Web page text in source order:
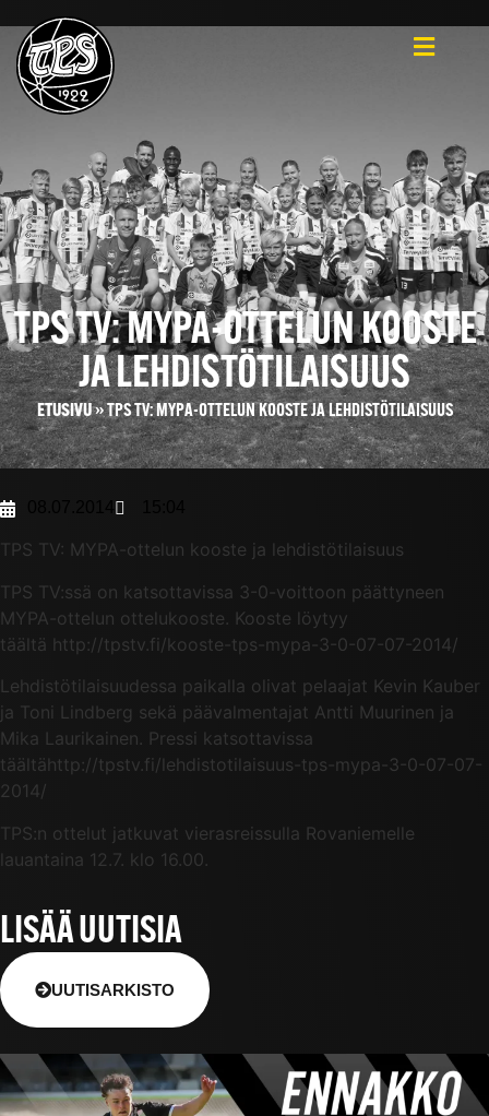
TPS TV: MYPA-OTTELUN KOOSTE
JA LEHDISTÖTILAISUUS
ETUSIVU»TPS TV: MYPA-OTTELUN KOOSTE JA LEHDISTÖTILAISUUS
TPS TV: MYPA-ottelun kooste ja lehdistötilaisuus
TPS TV:ssä on katsottavissa 3-0-voittoon päättyneen
MYPA-ottelun ottelukooste. Kooste löytyy
täältä http://tpstv.fi/kooste-tps-mypa-3-0-07-07-2014/
Lehdistötilaisuudessa paikalla olivat pelaajat Kevin Kauber
ja Toni Lindberg sekä päävalmentajat Antti Muurinen ja
Mika Laurikainen. Pressi katsottavissa
täältähttp://tpstv.fi/lehdistotilaisuus-tps-mypa-3-0-07-07-
2014/
TPS:n ottelut jatkuvat vierasreissulla Rovaniemelle
lauantaina 12.7. klo 16.00.
LISÄÄ UUTISIA
UUTISARKISTO